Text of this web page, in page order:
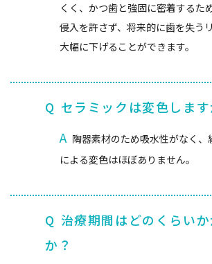
くく、かつ歯と強固に密着するた
侵入を許さず、将来的に歯を失う
大幅に下げることができます。
Q セラミックは変色します
A 陶器素材のため吸水性がなく、
による変色はほぼありません。
Q 治療期間はどのくらい
か？